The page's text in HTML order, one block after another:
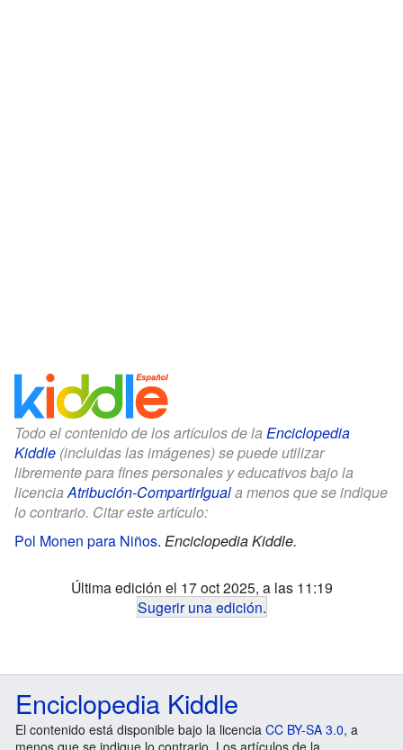
Todo el contenido de los artículos de la Enciclopedia
Kiddle (incluidas las imágenes) se puede utilizar
libremente para fines personales y educativos bajo la
licenciaAtribución-CompartirIguala menos que se indique
lo contrario. Citar este artículo:
Pol Monen para Niños. Enciclopedia Kiddle.
Última edición el 17 oct 2025, a las 11:19
Sugerir una edición.
Enciclopedia Kiddle
El contenido está disponible bajo la licencia CC BY-SA 3.0, a